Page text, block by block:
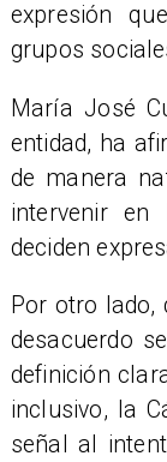
expresión
grupos
María José
entidad, ha
de manera
intervenir
deciden
Por otro lado,
desacuerdo
definición
inclusivo, la
señal al